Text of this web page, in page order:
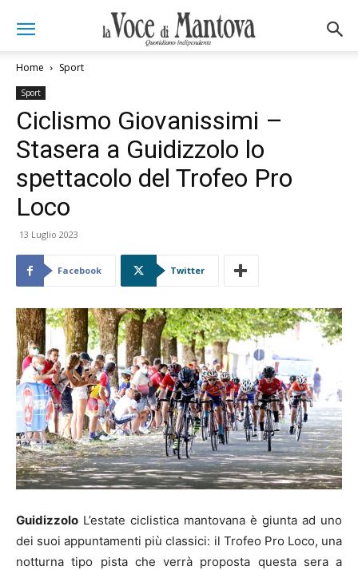
Home Sport
Sport
Ciclismo Giovanissimi –
Stasera a Guidizzolo lo
spettacolo del Trofeo Pro
Loco
13 Luglio 2023
Facebook Twitter
Guidizzolo L’estate ciclistica mantovana è giunta ad uno
dei suoi appuntamenti più classici: il Trofeo Pro Loco, una
notturna tipo pista che verrà proposta questa sera a